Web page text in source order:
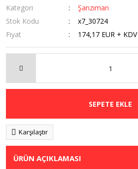
Kategori
Şanzıman
Stok Kodu
x7_30724
Fiyat
174,17 EUR + KDV
SEPETE EKLE
Karşılaştır
ÜRÜN AÇIKLAMASI